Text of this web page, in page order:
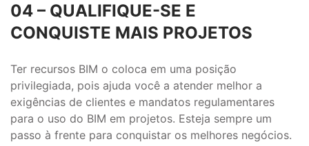
04 – QUALIFIQUE-SE E
CONQUISTE MAIS PROJETOS
Ter recursos BIM o coloca em uma posição
privilegiada, pois ajuda você a atender melhor a
exigências de clientes e mandatos regulamentares
para o uso do BIM em projetos. Esteja sempre um
passo à frente para conquistar os melhores negócios.